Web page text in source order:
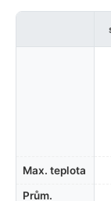
Max. teplota
Prům.